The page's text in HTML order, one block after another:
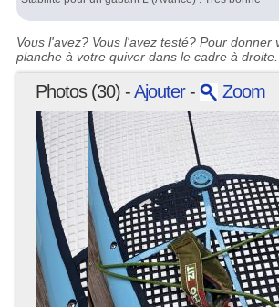
Vous l'avez? Vous l'avez testé? Pour donner
planche à votre quiver dans le cadre à droite.
Photos (30) -Ajouter- Zoom